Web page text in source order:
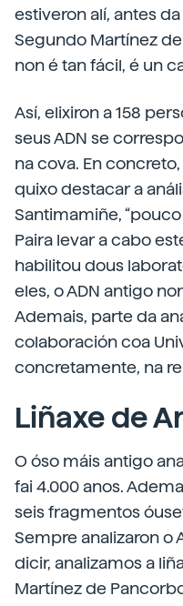
estiveron alí, antes
Segundo Martínez
non é tan fácil, é un
Así, elixiron a 158
seus ADN se
na cova. En
quixo destacar a
Santimamiñe,
Paira levar a cabo
habilitou dous
eles, o ADN antigo
Ademais, parte da
colaboración coa
concretamente, na
Liñaxe de
O óso máis antigo
fai 4.000 anos.
seis fragmentos
Sempre analizaron o
dicir, analizamos a
Martínez de